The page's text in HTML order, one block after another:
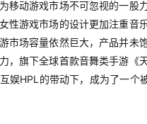
移动游戏市场不可忽视的一股
性游戏市场的设计更加注重音
市场容量依然巨大，产品并未
旗下全球首款音舞类手游《
娱HPL 的带动下，成为了一个